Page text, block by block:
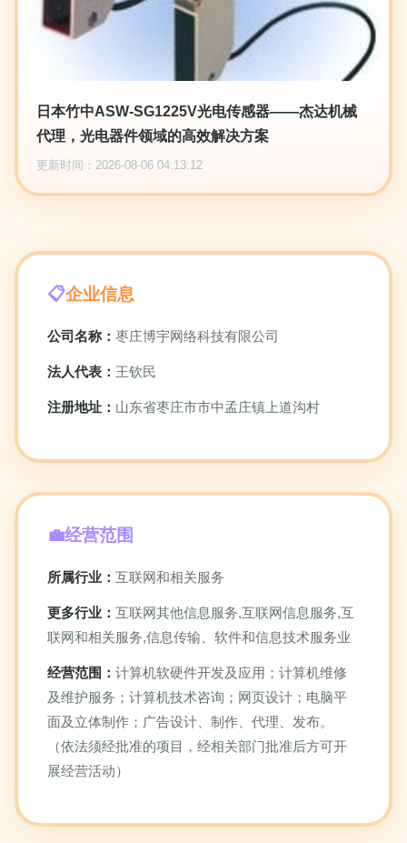
日本竹中ASW-SG1225V光电传感器——杰达机械
代理，光电器件领域的高效解决方案
更新时间：2026-08-06 04:13:12
企业信息
公司名称： 枣庄博宇网络科技有限公司
法人代表： 王钦民
注册地址： 山东省枣庄市市中孟庄镇上道沟村
经营范围
所属行业： 互联网和相关服务
更多行业： 互联网其他信息服务,互联网信息服务,互
联网和相关服务,信息传输、软件和信息技术服务业
经营范围： 计算机软硬件开发及应用；计算机维修
及维护服务；计算机技术咨询；网页设计；电脑平
面及立体制作；广告设计、制作、代理、发布。
（依法须经批准的项目，经相关部门批准后方可开
展经营活动）